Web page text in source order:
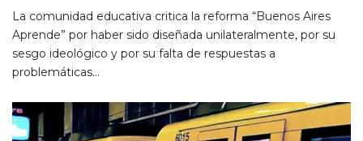
La comunidad educativa critica la reforma “Buenos Aires
Aprende” por haber sido diseñada unilateralmente, por su
sesgo ideológico y por su falta de respuestas a
problemáticas…